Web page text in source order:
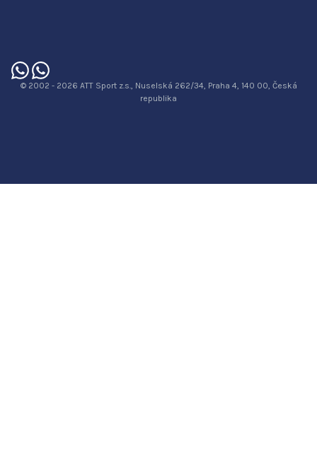
© 2002 - 2026 ATT Sport z.s., Nuselská 262/34, Praha 4, 140 00, Česká
republika